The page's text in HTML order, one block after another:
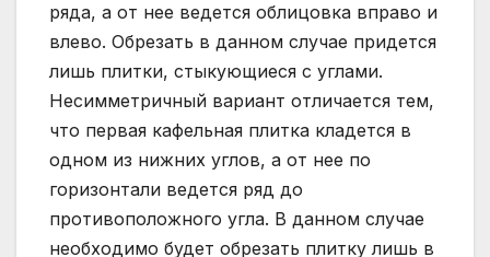
ряда, а от нее ведется облицовка вправо и
влево. Обрезать в данном случае придется
лишь плитки, стыкующиеся с углами.
Несимметричный вариант отличается тем,
что первая кафельная плитка кладется в
одном из нижних углов, а от нее по
горизонтали ведется ряд до
противоположного угла. В данном случае
необходимо будет обрезать плитку лишь в